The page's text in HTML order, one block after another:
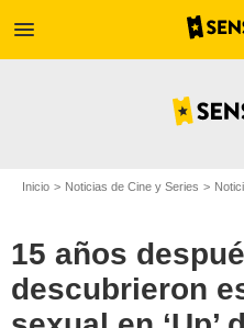
menu
Inicio Noticias de Cine y Series
15 años
descubrieron